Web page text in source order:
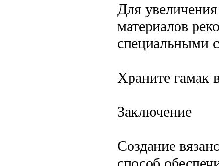
Для
материалов
специальными
Храните гамак
Заключение
Создание